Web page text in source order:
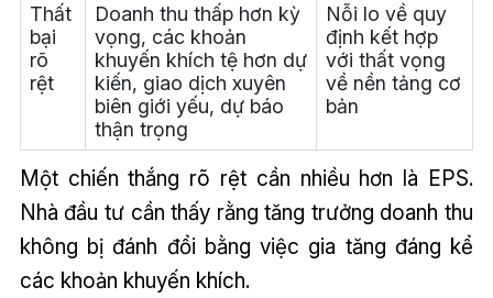
Thất
bại
rõ
rệt
Doanh thu thấp hơn kỳ
vọng, các khoản
khuyến khích tệ hơn dự
kiến, giao dịch xuyên
biên giới yếu, dự báo
thận trọng
Nỗi lo về quy
định kết hợp
với thất vọng
về nền tảng cơ
bản
Một chiến thắng rõ rệt cần nhiều hơn là EPS.
Nhà đầu tư cần thấy rằng tăng trưởng doanh thu
không bị đánh đổi bằng việc gia tăng đáng kể
các khoản khuyến khích.